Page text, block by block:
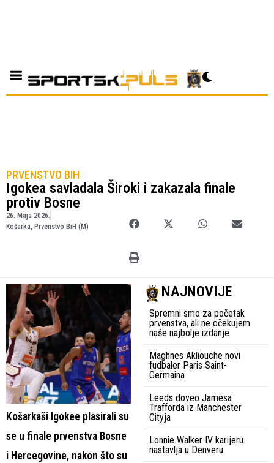
PRVENSTVO BIH
Igokea savladala Široki i zakazala finale
protiv Bosne
26. Maja 2026.
Košarka, Prvenstvo BiH (M)
Košarkaši Igokee plasirali su
se u finale prvenstva Bosne
i Hercegovine, nakon što su
NAJNOVIJE
Spremni smo za početak
prvenstva, ali ne očekujem
naše najbolje izdanje
Maghnes Akliouche novi
fudbaler Paris Saint-
Germaina
Leeds doveo Jamesa
Trafforda iz Manchester
Cityja
Lonnie Walker IV karijeru
nastavlja u Denveru